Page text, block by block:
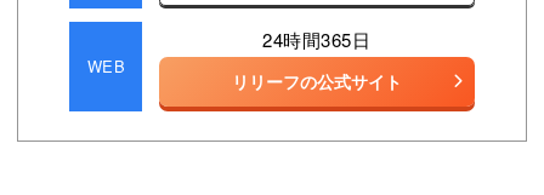
WEB
24時間365日
リリーフの公式サイト